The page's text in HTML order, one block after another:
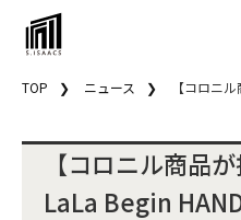
TOP ニュース 【コロニ
【コロニル商品
LaLa Begin